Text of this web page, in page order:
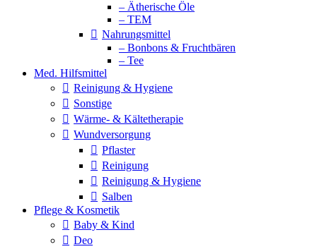
– Ätherische Öle
– TEM
Nahrungsmittel
– Bonbons & Fruchtbären
– Tee
Med. Hilfsmittel
Reinigung & Hygiene
Sonstige
Wärme- & Kältetherapie
Wundversorgung
Pflaster
Reinigung
Reinigung & Hygiene
Salben
Pflege & Kosmetik
Baby & Kind
Deo